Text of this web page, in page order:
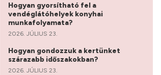
Hogyan gyorsítható fel a
vendéglátóhelyek konyhai
munkafolyamata?
2026. JÚLIUS 23.
Hogyan gondozzuk a kertünket
szárazabb időszakokban?
2026. JÚLIUS 23.